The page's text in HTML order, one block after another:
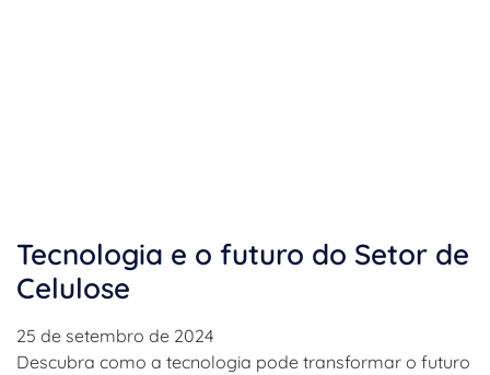
Tecnologia e o futuro do Setor de
Celulose
25 de setembro de 2024
Descubra como a tecnologia pode transformar o futuro